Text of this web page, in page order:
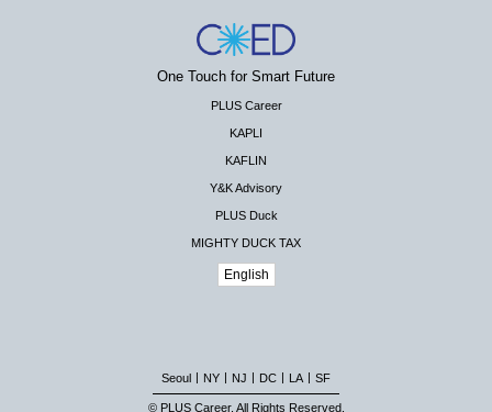
One Touch for Smart Future
PLUS Career
KAPLI
KAFLIN
Y&K Advisory
PLUS Duck
MIGHTY DUCK TAX
English
Seoul NY NJ DC LA SF
© PLUS Career. All Rights Reserved.